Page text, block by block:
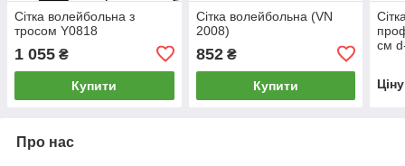
Сітка волейбольна з
тросом Y0818
1 055 ₴
Купити
Сітка волейбольна (VN
2008)
852₴
Купити
см
Про нас